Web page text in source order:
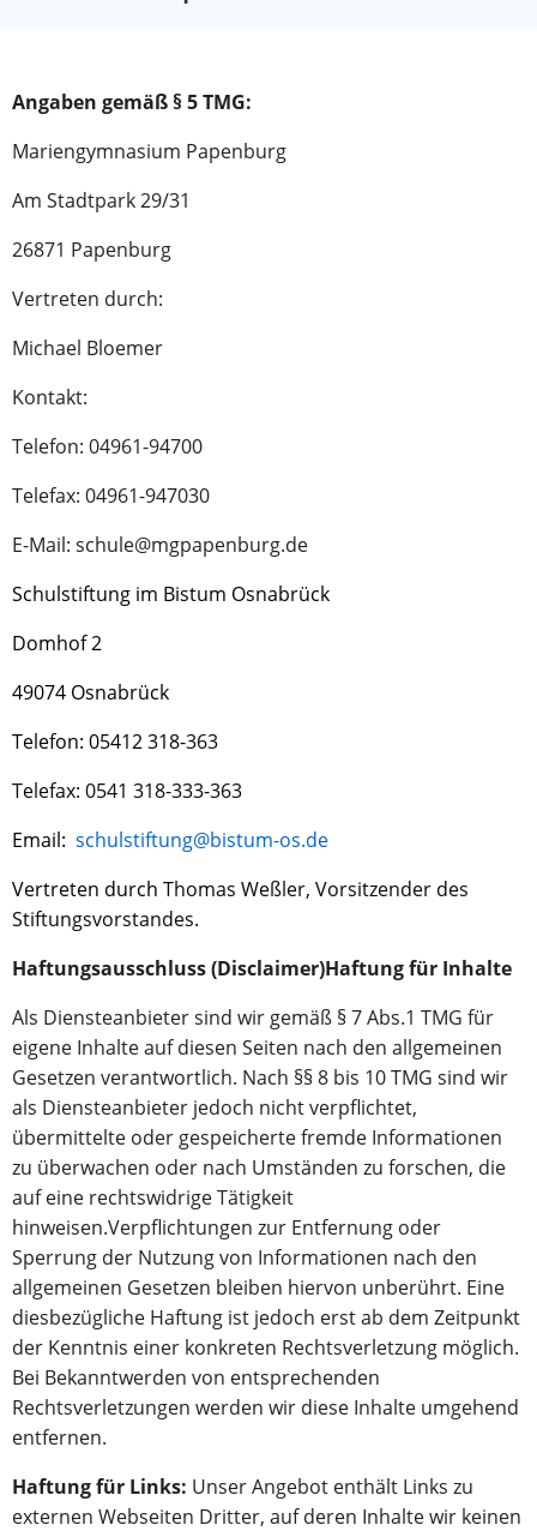
Angaben gemäß § 5 TMG:
Mariengymnasium Papenburg
Am Stadtpark 29/31
26871 Papenburg
Vertreten durch:
Michael Bloemer
Kontakt:
Telefon: 04961-94700
Telefax: 04961-947030
E-Mail: schule@mgpapenburg.de
Schulstiftung im Bistum Osnabrück
Domhof 2
49074 Osnabrück
Telefon: 05412 318-363
Telefax: 0541 318-333-363
Email: schulstiftung@bistum-os.de
Vertreten durch Thomas Weßler, Vorsitzender des
Stiftungsvorstandes.
Haftungsausschluss (Disclaimer)Haftung für Inhalte
Als Diensteanbieter sind wir gemäß § 7 Abs.1 TMG für
eigene Inhalte auf diesen Seiten nach den allgemeinen
Gesetzen verantwortlich. Nach §§ 8 bis 10 TMG sind wir
als Diensteanbieter jedoch nicht verpflichtet,
übermittelte oder gespeicherte fremde Informationen
zu überwachen oder nach Umständen zu forschen, die
auf eine rechtswidrige Tätigkeit
hinweisen.Verpflichtungen zur Entfernung oder
Sperrung der Nutzung von Informationen nach den
allgemeinen Gesetzen bleiben hiervon unberührt. Eine
diesbezügliche Haftung ist jedoch erst ab dem Zeitpunkt
der Kenntnis einer konkreten Rechtsverletzung möglich.
Bei Bekanntwerden von entsprechenden
Rechtsverletzungen werden wir diese Inhalte umgehend
entfernen.
Haftung für Links: Unser Angebot enthält Links zu
externen Webseiten Dritter, auf deren Inhalte wir keinen